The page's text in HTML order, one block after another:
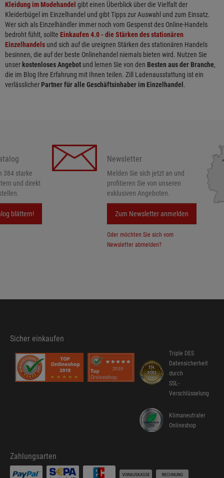
Kleidung im Modehandel gibt einen Überblick über die Vielfalt der
Kleiderbügel im Einzelhandel und gibt Tipps zur Auswahl und zum Einsatz.
Wer sich als Einzelhändler immer noch vom Gespenst des Online-Handels
bedroht fühlt, sollte Einkaufen 4.0 - die Stärken des stationären
Einzelhandels und sich auf die ureignen Stärken des stationären Handels
besinnen, die auf der beste Onlinehandel niemals bieten wird. Nutzen Sie
unser kostenloses Angebot und lernen Sie von den Besten aus der Branche,
die im Blog Ihre Erfahrung mit Ihnen teilen. Zill Ladenausstattung ist ein
verlässlicher Partner für alle Geschäftsinhaber im Einzelhandel .
384 starke
und direkt
blättern!
Newsletter
Melden Sie sich jetzt an und
profitieren Sie von unseren
exklusiven Angeboten.
Zum Newsletter anmelden
Oder möchten Sie sich vom
Newsletter abmelden?
Sicher einkaufen
Triple DES
Datensicherheit
durch
SSL-
Verschlüsselung
Klimaneutraler
Onlineshop
Zahlungsarten